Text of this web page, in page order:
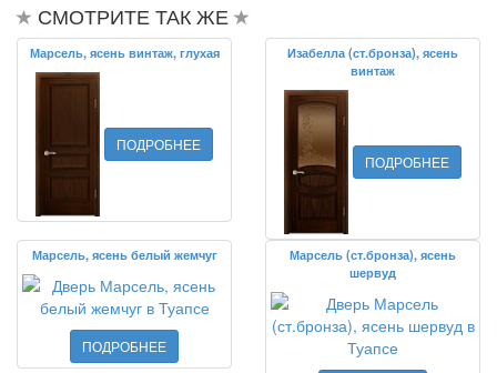
СМОТРИТЕ ТАК ЖЕ
Марсель, ясень винтаж, глухая
ПОДРОБНЕЕ
Изабелла (ст.бронза), ясень
винтаж
ПОДРОБНЕЕ
Марсель, ясень белый жемчуг
ПОДРОБНЕЕ
Марсель (ст.бронза), ясень
шервуд